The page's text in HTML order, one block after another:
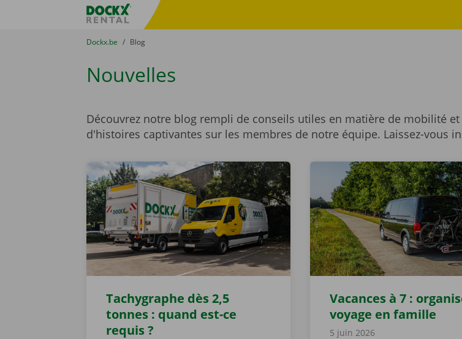
sitename
You are here:
du
Dockx.be to
Blog
Nouvelles
Découvrez notre blog rempli de conseils utiles en matière de mobilité
d'histoires captivantes sur les membres de notre équipe. Laissez-vous
Tachygraphe dès 2,5
tonnes : quand est-ce
requis ?
Vacances à 7 :
voyage en famille
5 juin 2026